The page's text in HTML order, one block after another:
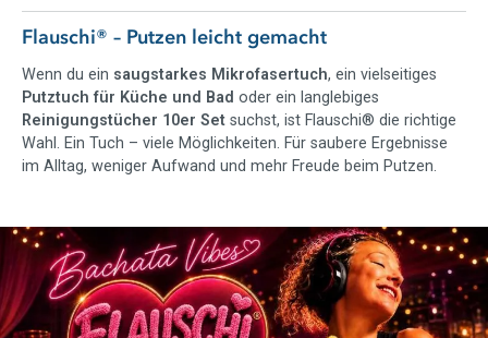
Jetzt Flauschi Putztücher 10er Pack online
bestellen
Mach dir die tägliche Reinigung leichter und hol dir die
saugstarken Pastaclean Flauschi Putztücher im praktischen
10er Pack nach Hause. Für Küche, Bad, Haushalt, Auto,
Camping, Beauty und alle kleinen Putzmomente im Alltag.
Flauschi® – Putzen leicht gemacht
Wenn du ein saugstarkes Mikrofasertuch, ein vielseitiges
Putztuch für Küche und Bad oder ein langlebiges
Reinigungstücher 10er Set suchst, ist Flauschi® die richtige
Wahl. Ein Tuch – viele Möglichkeiten. Für saubere Ergebnisse
im Alltag, weniger Aufwand und mehr Freude beim Putzen.